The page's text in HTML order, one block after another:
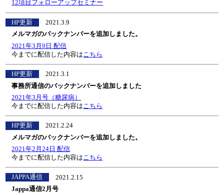
12項目フォローアップセミナー
HP更新
2021.3.9
メルマガのバックナンバーを追加しました。
2021年3月9日 配信
今までに配信した内容は こちら
HP更新
2021.3.1
事務所通信のバックナンバーを追加しました
2021年3月号（糖尿病）
今までに配信した内容はこちら
HP更新
2021.2.24
メルマガのバックナンバーを追加しました。
2021年2月24日 配信
今までに配信した内容はこちら
JAPPA通信
2021.2.15
Jappa通信2月号